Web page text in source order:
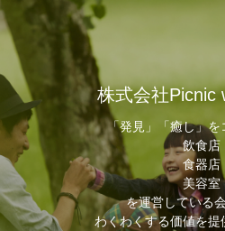
株式会社Picnic
「発見」「癒し」
飲食店
食器店
美容室
を運営している
わくわくする価値を提